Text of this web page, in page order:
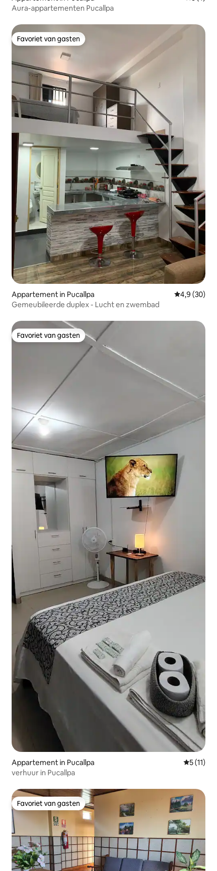
Aura-appartementen Pucallpa
Favoriet van gasten
Favoriet van gasten
Appartement in Pucallpa Gemiddelde
4,9 (30)
Gemeubileerde duplex - Lucht en zwembad
Favoriet van gasten
Favoriet van gasten
Appartement in Pucallpa
5 (11)
verhuur in Pucallpa
Favoriet van gasten
Favoriet van gasten